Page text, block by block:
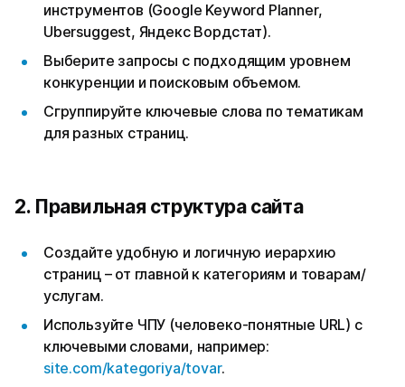
инструментов (Google Keyword Planner,
Ubersuggest, Яндекс Вордстат).
Выберите запросы с подходящим уровнем
конкуренции и поисковым объемом.
Сгруппируйте ключевые слова по тематикам
для разных страниц.
2. Правильная структура сайта
Создайте удобную и логичную иерархию
страниц – от главной к категориям и товарам/
услугам.
Используйте ЧПУ (человеко-понятные URL) с
ключевыми словами, например:
site.com/kategoriya/tovar.